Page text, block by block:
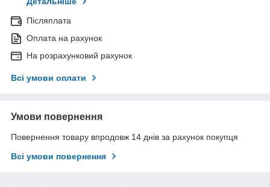
Післяплата
Оплата на рахунок
На розрахунковий рахунок
Всі умови оплати
Умови повернення
Повернення товару впродовж 14 днів за рахунок покупця
Всі умови повернення